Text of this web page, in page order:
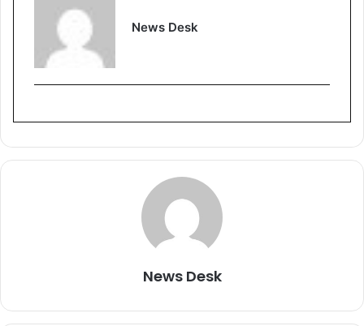
News Desk
News Desk